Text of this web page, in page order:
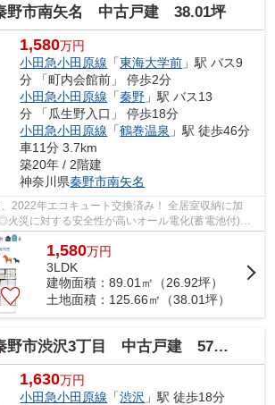
野市南矢名 中古戸建 38.01坪
1,580万円
小田急小田原線 「東海大学前 」駅 バス9
分 「町内会館前」 停歩2分
小田急小田原線 「秦野 」駅 バス13
分 「瓜生野入口」 停歩18分
小田急小田原線 「鶴巻温泉 」駅 徒歩46分
車11分 3.7km
築20年 / 2階建
神奈川県秦野市南矢名
2022年エコキュート交換済み！ 全居室収納に加
火災に対する安全性が高いオール電化(蓄電池付)住
～３台可能のゆと...
1,580万円
3LDK
建物面積：89.01㎡（26.92坪）
土地面積：125.66㎡（38.01坪）
野市渋沢3丁目 中古戸建 57.72坪
1,630万円
小田急小田原線 「渋沢 」駅 徒歩18分